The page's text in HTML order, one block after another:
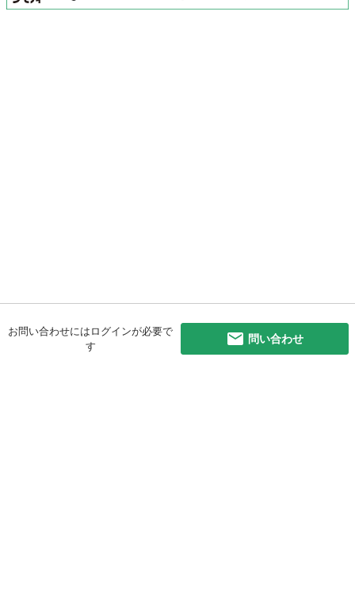
お問い合わせにはログインが必要で
す
問い合わせ